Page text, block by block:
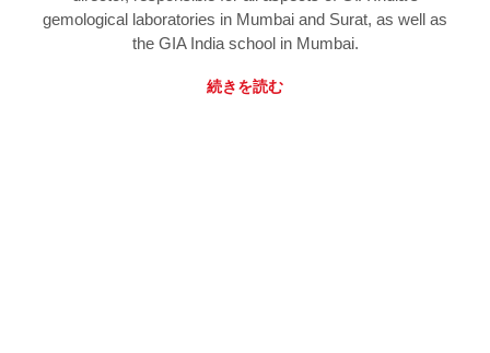
gemological laboratories in Mumbai and Surat, as well as
the GIA India school in Mumbai.
続きを読む